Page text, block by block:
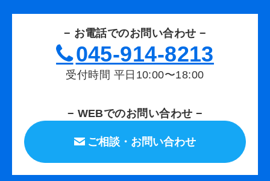
− お電話でのお問い合わせ −
045-914-8213
受付時間 平日10:00〜18:00
− WEBでのお問い合わせ −
ご相談・お問い合わせ